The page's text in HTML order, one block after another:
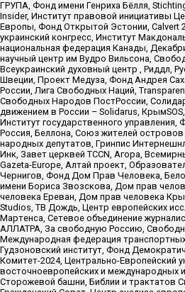
ГРУПА, Фонд имени Генриха Бёлля,
Insider, Институт правовой инициативы
Европы, Фонд Открытой Эстонии, Calvert
украинский конгресс, Институт
национальная федерация Канады,
научный центр им Вудро Вильсона,
Всеукраинский духовный центр , Риддл,
Швеции, Проект Медуза, Фонд Андрея
России, Лига Свободных Наций,
Свободных Народов ПостРоссии,
движением в России – Solidarus,
Институт государственного
Россия, Беллона, Союз жителей
народных депутатов, Гринпис
Инк, Завет церквей TCCN, Агора,
Gazeta-Europe, Алтай проект,
Чернигов, Фонд Дом Прав Человека,
имени Бориса Звозскова, Дом прав
человека Ереван, Дом прав человека
Studios, ТВ Дождь, Центр европейских
Мартенса, Сетевое объединение
АЛЛАТРА, За свободную Россию,
Международная федерация
Гудзоновский институт, Фонд
Комитет-2024, Центрально-Европейский
восточноевропейских и международных
Сторожевой башни, Библии и трактатов